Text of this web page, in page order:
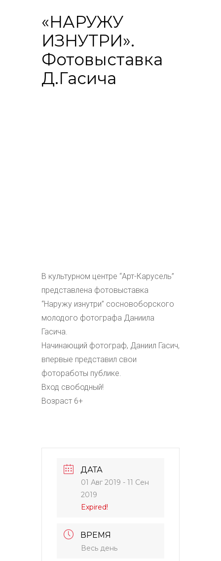
«НАРУЖУ
ИЗНУТРИ».
Фотовыставка
Д.Гасича
В культурном центре “Арт-Карусель”
представлена фотовыставка
“Наружу изнутри” сосновоборского
молодого фотографа Даниила
Гасича.
Начинающий фотограф, Даниил Гасич,
впервые представил свои
фотоработы публике.
Вход свободный!
Возраст 6+
ДАТА
01 Авг 2019 - 11 Сен
2019
Expired!
ВРЕМЯ
Весь день